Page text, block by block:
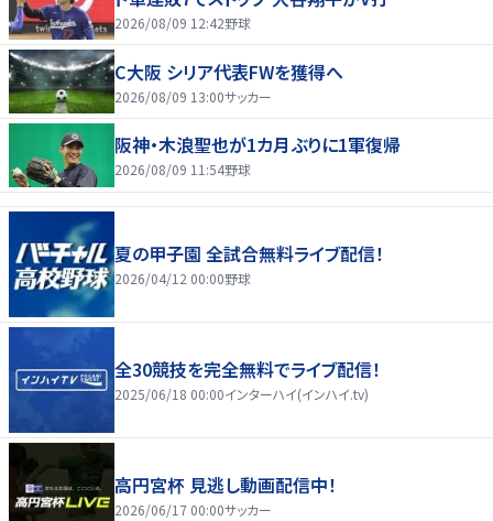
2026/08/09 12:42野球
C大阪 シリア代表FWを獲得へ
2026/08/09 13:00サッカー
阪神・木浪聖也が1カ月ぶりに1軍復帰
2026/08/09 11:54野球
夏の甲子園 全試合無料ライブ配信！
2026/04/12 00:00野球
全30競技を完全無料でライブ配信！
2025/06/18 00:00インターハイ(インハイ.tv)
高円宮杯 見逃し動画配信中！
2026/06/17 00:00サッカー